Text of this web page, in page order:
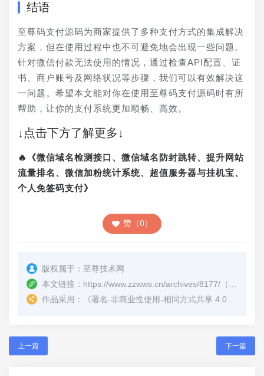
结语
至尊码支付源码为商家提供了多种支付方式的集成解决
方案，但在使用过程中也不可避免地会出现一些问题。
针对微信付款无法使用的情况，通过检查API配置、证
书、商户账号及网络状况等步骤，我们可以有效解决这
一问题。希望本文能对你在使用至尊码支付源码时有所
帮助，让你的支付系统更加顺畅、高效。
↓点击下方了解更多↓
🔥《微信域名检测接口、微信域名防封跳转、提升网站
流量排名、微信加粉统计系统、超值服务器与挂机宝、
个人免签码支付》
赞（0）
版权属于： 至尊技术网
本文链接： https://www.zzwws.cn/archives/8177/ （转载时请注明本文出处及文章链接）
作品采用：
《署名-非商业性使用-相同方式共享 4.0 国际 (CC BY-NC-SA 4.0)
上一篇 下一篇